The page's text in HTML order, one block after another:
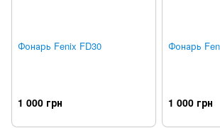
Фонарь Fenix FD30
1 000 грн
Фонарь
1 000 грн